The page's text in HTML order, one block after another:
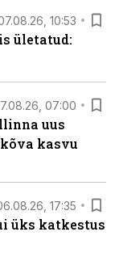
10:53
ületatud:
07:00
uus
kasvu
17:35
üks katkestus